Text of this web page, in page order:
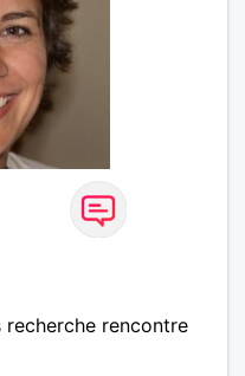
recherche rencontre